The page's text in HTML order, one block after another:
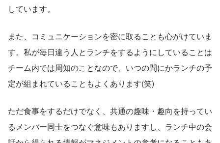
しています。
また、コミュニケーションを密に取ることも心がけていま
す。私が毎日違う人とランチをするようにしていることは
チーム内では周知のことなので、いつの間にかランチの予
定が組まれていることもよくあります(笑)
ただ食事をするだけでなく、共通の趣味・趣向を持ってい
るメンバー同士をつなぐ意味もありますし、ランチ中の会